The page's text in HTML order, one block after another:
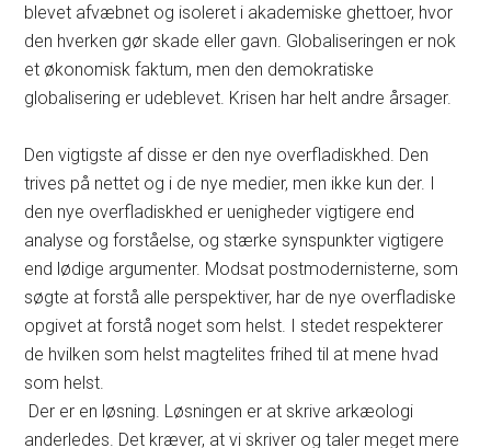
blevet afvæbnet og isoleret i akademiske ghettoer, hvor
den hverken gør skade eller gavn. Globaliseringen er nok
et økonomisk faktum, men den demokratiske
globalisering er udeblevet. Krisen har helt andre årsager.
Den vigtigste af disse er den nye overfladiskhed. Den
trives på nettet og i de nye medier, men ikke kun der. I
den nye overfladiskhed er uenigheder vigtigere end
analyse og forståelse, og stærke synspunkter vigtigere
end lødige argumenter. Modsat postmodernisterne, som
søgte at forstå alle perspektiver, har de nye overfladiske
opgivet at forstå noget som helst. I stedet respekterer
de hvilken som helst magtelites frihed til at mene hvad
som helst.
Der er en løsning. Løsningen er at skrive arkæologi
anderledes. Det kræver, at vi skriver og taler meget mere